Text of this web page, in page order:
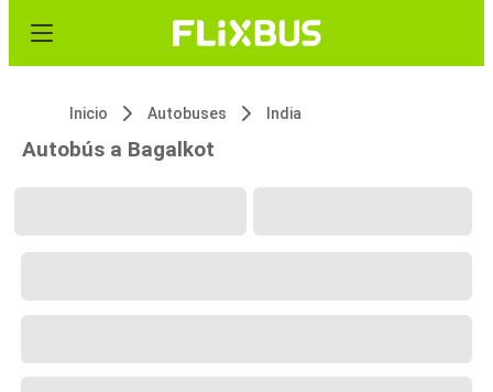
Inicio Autobuses India
Autobús a Bagalkot